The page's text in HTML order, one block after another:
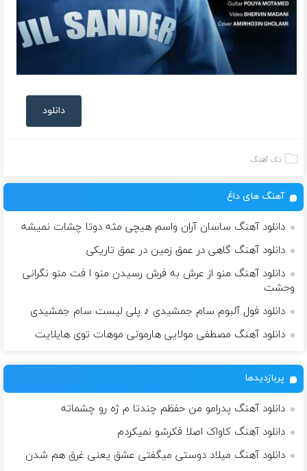
دانلود
تک آهنگ
آهنگ های داغ
دانلود آهنگ ساسان آران واسم هیچی مثه دوتا چشات نمیشه
دانلود آهنگ گاهی در عمق زمین در عمق تاریکی
دانلود آهنگ منو از عرش به فرش رسیدن منو ا فت منو نگرانی
وحشت
دانلود فول آلبوم سام جمشیدی ♪ پلی لیست سام جمشیدی
دانلود آهنگ مصطفی مولایی هارمونی موهات توی هایلایت
پربازدیدها
دانلود آهنگ پدرامو من حفظم چندتا م ژه رو چشماته
دانلود آهنگ کاواک اصلا فکرشو نمیکردم
دانلود آهنگ میلاد دوستی میگفتی عشق یعنی غرق هم شدن